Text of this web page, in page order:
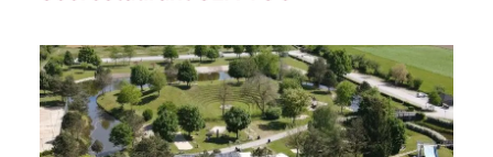
Wirtschaft
Bildung & Kultur
Gesundheit